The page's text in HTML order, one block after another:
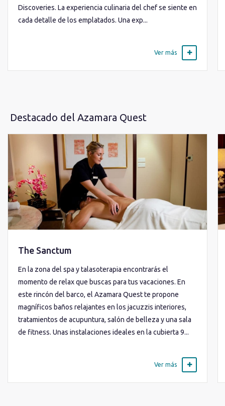
Discoveries. La experiencia culinaria del chef se siente en
cada detalle de los emplatados. Una exp...
Ver más
Destacado del Azamara Quest
The Sanctum
En la zona del spa y talasoterapia encontrarás el
momento de relax que buscas para tus vacaciones. En
este rincón del barco, el Azamara Quest te propone
magníficos baños relajantes en los jacuzzis interiores,
tratamientos de acupuntura, salón de belleza y una sala
de fitness. Unas instalaciones ideales en la cubierta 9...
Ver más